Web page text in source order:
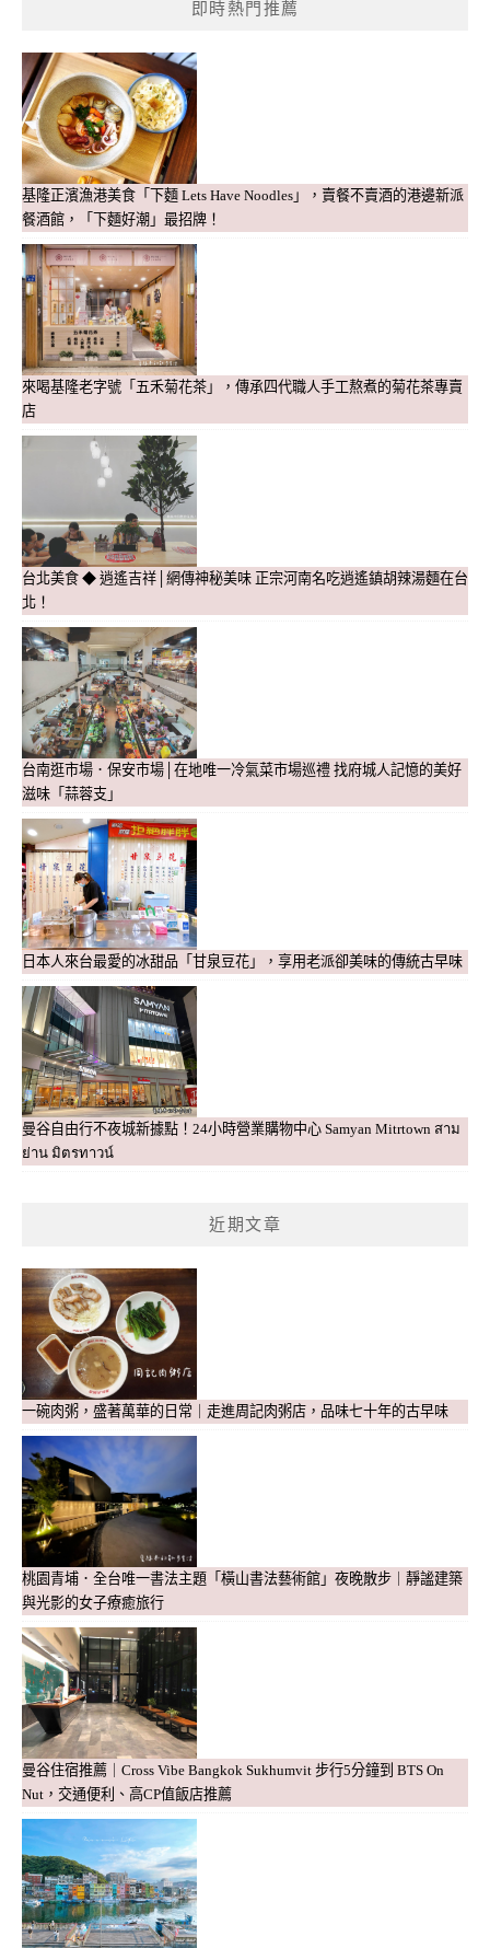
即時熱門推薦
基隆正濱漁港美食「下麵 Lets Have Noodles」，賣餐不賣酒的港邊新派
餐酒館，「下麵好潮」最招牌！
來喝基隆老字號「五禾菊花茶」，傳承四代職人手工熬煮的菊花茶專賣
店
台北美食 ◆ 逍遙吉祥│網傳神秘美味 正宗河南名吃逍遙鎮胡辣湯麵在台
北！
台南逛市場．保安市場│在地唯一冷氣菜市場巡禮 找府城人記憶的美好
滋味「蒜蓉支」
日本人來台最愛的冰甜品「甘泉豆花」，享用老派卻美味的傳統古早味
曼谷自由行不夜城新據點！24小時營業購物中心 Samyan Mitrtown สาม
ย่าน มิตรทาวน์
近期文章
一碗肉粥，盛著萬華的日常｜走進周記肉粥店，品味七十年的古早味
桃園青埔．全台唯一書法主題「橫山書法藝術館」夜晚散步｜靜謐建築
與光影的女子療癒旅行
曼谷住宿推薦｜Cross Vibe Bangkok Sukhumvit 步行5分鐘到 BTS On
Nut，交通便利、高CP值飯店推薦